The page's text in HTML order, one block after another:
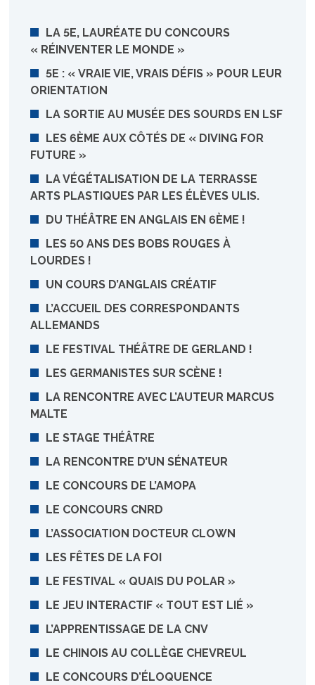
LA 5E, LAURÉATE DU CONCOURS
« RÉINVENTER LE MONDE »
5E : « VRAIE VIE, VRAIS DÉFIS » POUR LEUR
ORIENTATION
LA SORTIE AU MUSÉE DES SOURDS EN LSF
LES 6ÈME AUX CÔTÉS DE « DIVING FOR
FUTURE »
LA VÉGÉTALISATION DE LA TERRASSE
ARTS PLASTIQUES PAR LES ÉLÈVES ULIS.
DU THÉÂTRE EN ANGLAIS EN 6ÈME !
LES 50 ANS DES BOBS ROUGES À
LOURDES !
UN COURS D’ANGLAIS CRÉATIF
L’ACCUEIL DES CORRESPONDANTS
ALLEMANDS
LE FESTIVAL THÉÂTRE DE GERLAND !
LES GERMANISTES SUR SCÈNE !
LA RENCONTRE AVEC L’AUTEUR MARCUS
MALTE
LE STAGE THÉÂTRE
LA RENCONTRE D’UN SÉNATEUR
LE CONCOURS DE L’AMOPA
LE CONCOURS CNRD
L’ASSOCIATION DOCTEUR CLOWN
LES FÊTES DE LA FOI
LE FESTIVAL « QUAIS DU POLAR »
LE JEU INTERACTIF « TOUT EST LIÉ »
L’APPRENTISSAGE DE LA CNV
LE CHINOIS AU COLLÈGE CHEVREUL
LE CONCOURS D’ÉLOQUENCE